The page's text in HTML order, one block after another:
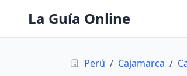
La Guía Online
Perú / Cajamarca /